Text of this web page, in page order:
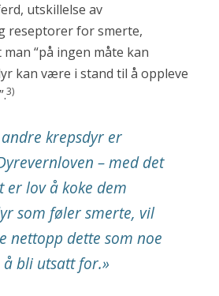
utskillelse av
reseptorer for smerte,
“på ingen måte kan
kan være i stand til å oppleve
3)
krepsdyr er
– med det
er lov å koke dem
som føler smerte, vil
nettopp dette som noe
å bli utsatt for.»